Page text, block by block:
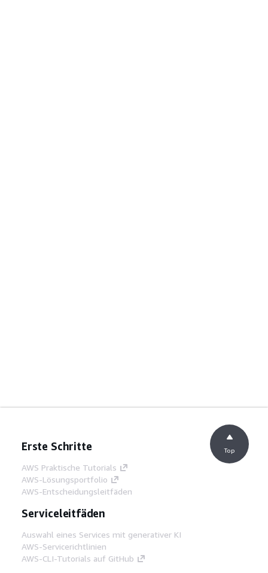
Erste Schritte
AWS Praktische Tutorials
AWS-Lösungsportfolio
AWS-Entscheidungsleitfäden
Serviceleitfäden
Auswahl eines Services mit generativer KI
AWS-Servicerichtlinien
AWS-CLI-Tutorials auf GitHub
Top